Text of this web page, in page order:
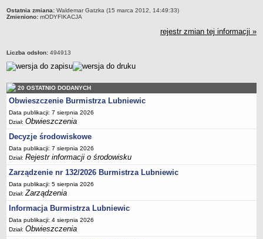
Informacja turystyczna
Przewodnik po urzędzie
Kodeks etyczny
Oświadczenia majątkowe
Raporty
RADA MIEJSKA
Dyżury Przewodniczącego Rady Miejskiej
Transmisja z obrad sesji
Zadania i uprawnienia
Skład Rady Miejskiej
Plan pracy Rady Miejskiej
Terminy posiedzeń Rady
Głosowania
Protokoły z posiedzeń Rady Miejskiej
Ostatnia zmiana: Waldemar Gatzka (15 marca 2012, 14:49:33)
Zmieniono: mODYFIKACJA
rejestr zmian tej informacji »
Liczba odsłon: 494913
20 OSTATNIO DODANYCH
Obwieszczenie Burmistrza Lubniewic
Data publikacji: 7 sierpnia 2026
Dział:Obwieszczenia
Decyzje środowiskowe
Data publikacji: 7 sierpnia 2026
Dział:Rejestr informacji o środowisku
Zarządzenie nr 132/2026 Burmistrza Lubniewic
Data publikacji: 5 sierpnia 2026
Dział:Zarządzenia
Informacja Burmistrza Lubniewic
Data publikacji: 4 sierpnia 2026
Dział:Obwieszczenia